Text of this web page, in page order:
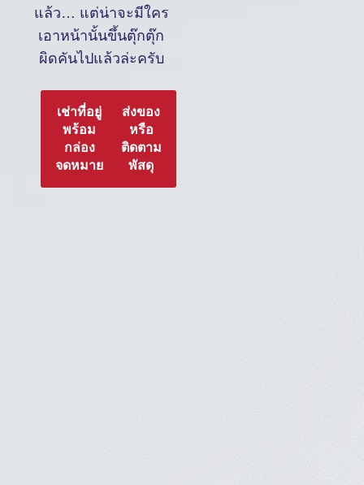
แล้ว… แต่น่าจะมีใคร
เอาหน้านั้นขึ้นตุ๊กตุ๊ก
ผิดคันไปแล้วล่ะครับ
เช่าที่อยู่
พร้อม
กล่อง
จดหมาย
ส่งของ
หรือ
ติดตาม
พัสดุ